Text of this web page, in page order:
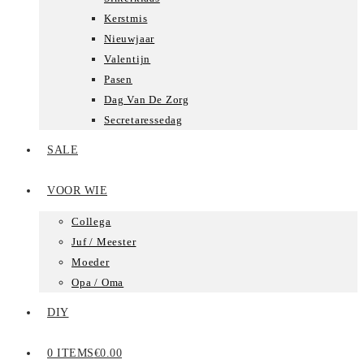
Kerstmis
Nieuwjaar
Valentijn
Pasen
Dag Van De Zorg
Secretaressedag
SALE
VOOR WIE
Collega
Juf / Meester
Moeder
Opa / Oma
DIY
0 ITEMS€0.00